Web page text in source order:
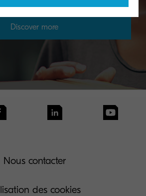
Discover more
Nous contacter
des cookies